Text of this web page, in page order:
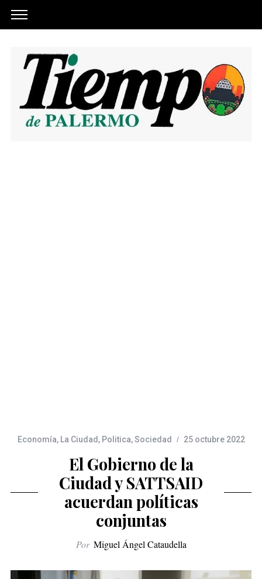
Economía, La Ciudad , Politica,Sociedad 25 octubre 2022
El Gobierno de la
Ciudad y SATTSAID
acuerdan políticas
conjuntas
Por Miguel Ángel Cataudella